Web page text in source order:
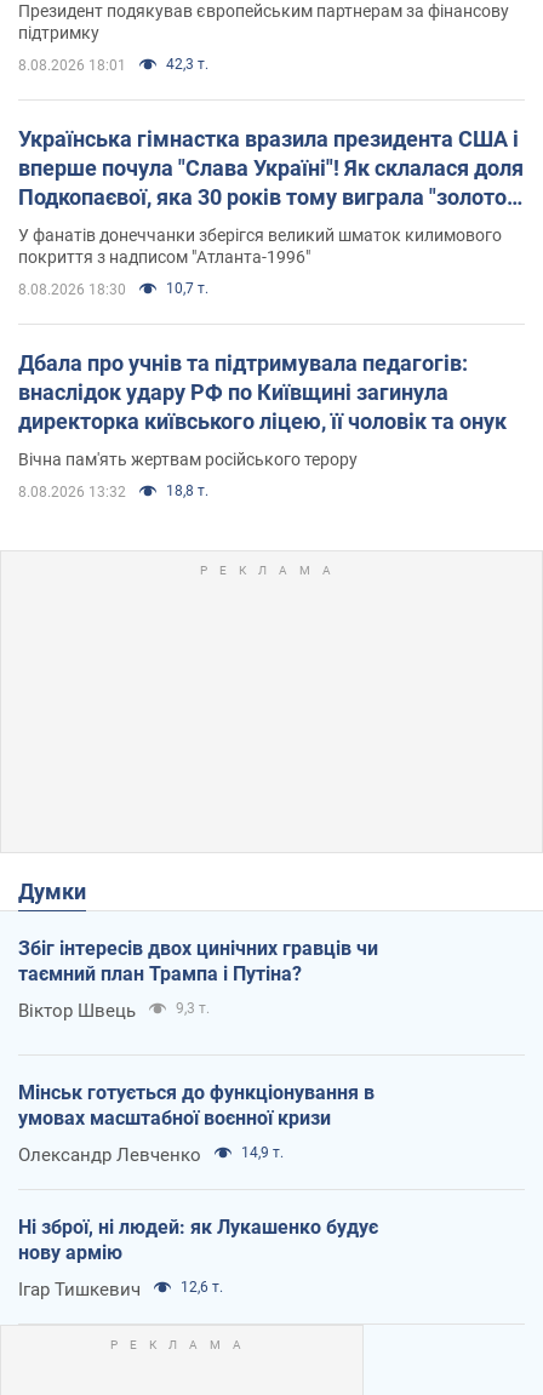
Президент подякував європейським партнерам за фінансову
підтримку
8.08.2026 18:01 42,3 т.
Українська гімнастка вразила президента США і
вперше почула "Слава Україні"! Як склалася доля
Подкопаєвої, яка 30 років тому виграла "золото"
Олімпіади
У фанатів донеччанки зберігся великий шматок килимового
покриття з надписом "Атланта-1996"
8.08.2026 18:30 10,7 т.
Дбала про учнів та підтримувала педагогів:
внаслідок удару РФ по Київщині загинула
директорка київського ліцею, її чоловік та онук
Вічна пам'ять жертвам російського терору
8.08.2026 13:32 18,8 т.
Думки
Збіг інтересів двох цинічних гравців чи
таємний план Трампа і Путіна?
Віктор Швець 9,3 т.
Мінськ готується до функціонування в
умовах масштабної воєнної кризи
Олександр Левченко 14,9 т.
Ні зброї, ні людей: як Лукашенко будує
нову армію
Ігар Тишкевич 12,6 т.